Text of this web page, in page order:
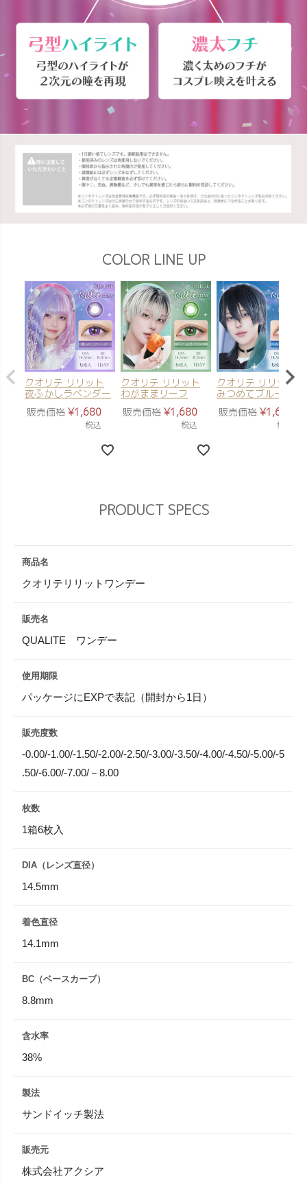
COLOR LINE UP
クオリテ リリット
夜ふかしラベンダー
販売価格 ¥1,680
税込
クオリテ リリット
わがままリーフ
販売価格 ¥1,680
税込
クオリテ リリット
みつめてブルー
販売価格 ¥1,680
税込
PRODUCT SPECS
商品名
クオリテリリットワンデー
販売名
QUALITE ワンデー
使用期限
パッケージにEXPで表記（開封から1日）
販売度数
-0.00/-1.00/-1.50/-2.00/-2.50/-3.00/-3.50/-4.00/-4.50/-5.00/-5
.50/-6.00/-7.00/－8.00
枚数
1箱6枚入
DIA（レンズ直径）
14.5mm
着色直径
14.1mm
BC（ベースカーブ）
8.8mm
含水率
38%
製法
サンドイッチ製法
販売元
株式会社アクシア